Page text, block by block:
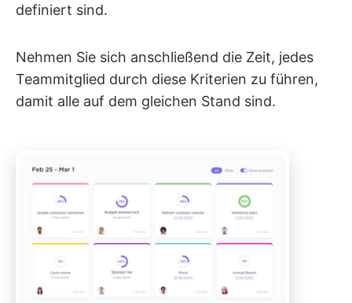
definiert sind.
Nehmen Sie sich anschließend die Zeit, jedes
Teammitglied durch diese Kriterien zu führen,
damit alle auf dem gleichen Stand sind.